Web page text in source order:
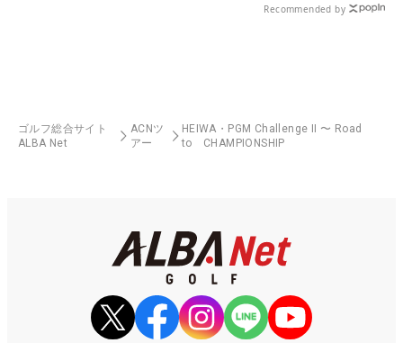
Recommended by
ゴルフ総合サイト
ALBA Net
ACNツ
アー
HEIWA・PGM Challenge II 〜 Road
to CHAMPIONSHIP